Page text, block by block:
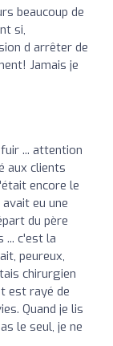
beaucoup de
si,
d arrêter de
Jamais je
... attention
aux clients
encore le
eu une
du père
... c'est la
peureux,
chirurgien
est rayé de
Quand je lis
le seul, je ne